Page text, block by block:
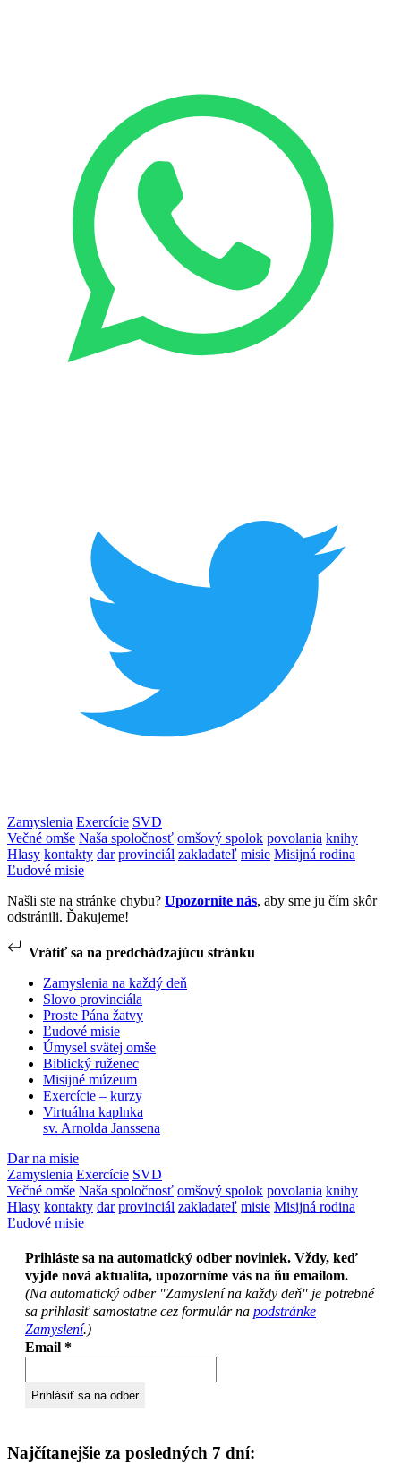
Zamyslenia Exercície SVD
Večné omše Naša spoločnosť omšový spolok povolania knihy
Hlasy kontakty dar provinciál zakladateľ misie Misijná rodina
Ľudové misie
Našli ste na stránke chybu? Upozornite nás, aby sme ju čím skôr
odstránili. Ďakujeme!
Vrátiť sa na predchádzajúcu stránku
Zamyslenia na každý deň
Slovo provinciála
Proste Pána žatvy
Ľudové misie
Úmysel svätej omše
Biblický ruženec
Misijné múzeum
Exercície – kurzy
Virtuálna kaplnka
sv. Arnolda Janssena
Dar na misie
Zamyslenia Exercície SVD
Večné omše Naša spoločnosť omšový spolok povolania knihy
Hlasy kontakty dar provinciál zakladateľ misie Misijná rodina
Ľudové misie
Prihláste sa na automatický odber noviniek. Vždy, keď
vyjde nová aktualita, upozorníme vás na ňu emailom.
(Na automatický odber "Zamyslení na každy deň" je potrebné
sa prihlasiť samostatne cez formulár na podstránke
Zamyslení.)
Email *
Najčítanejšie za posledných 7 dní: